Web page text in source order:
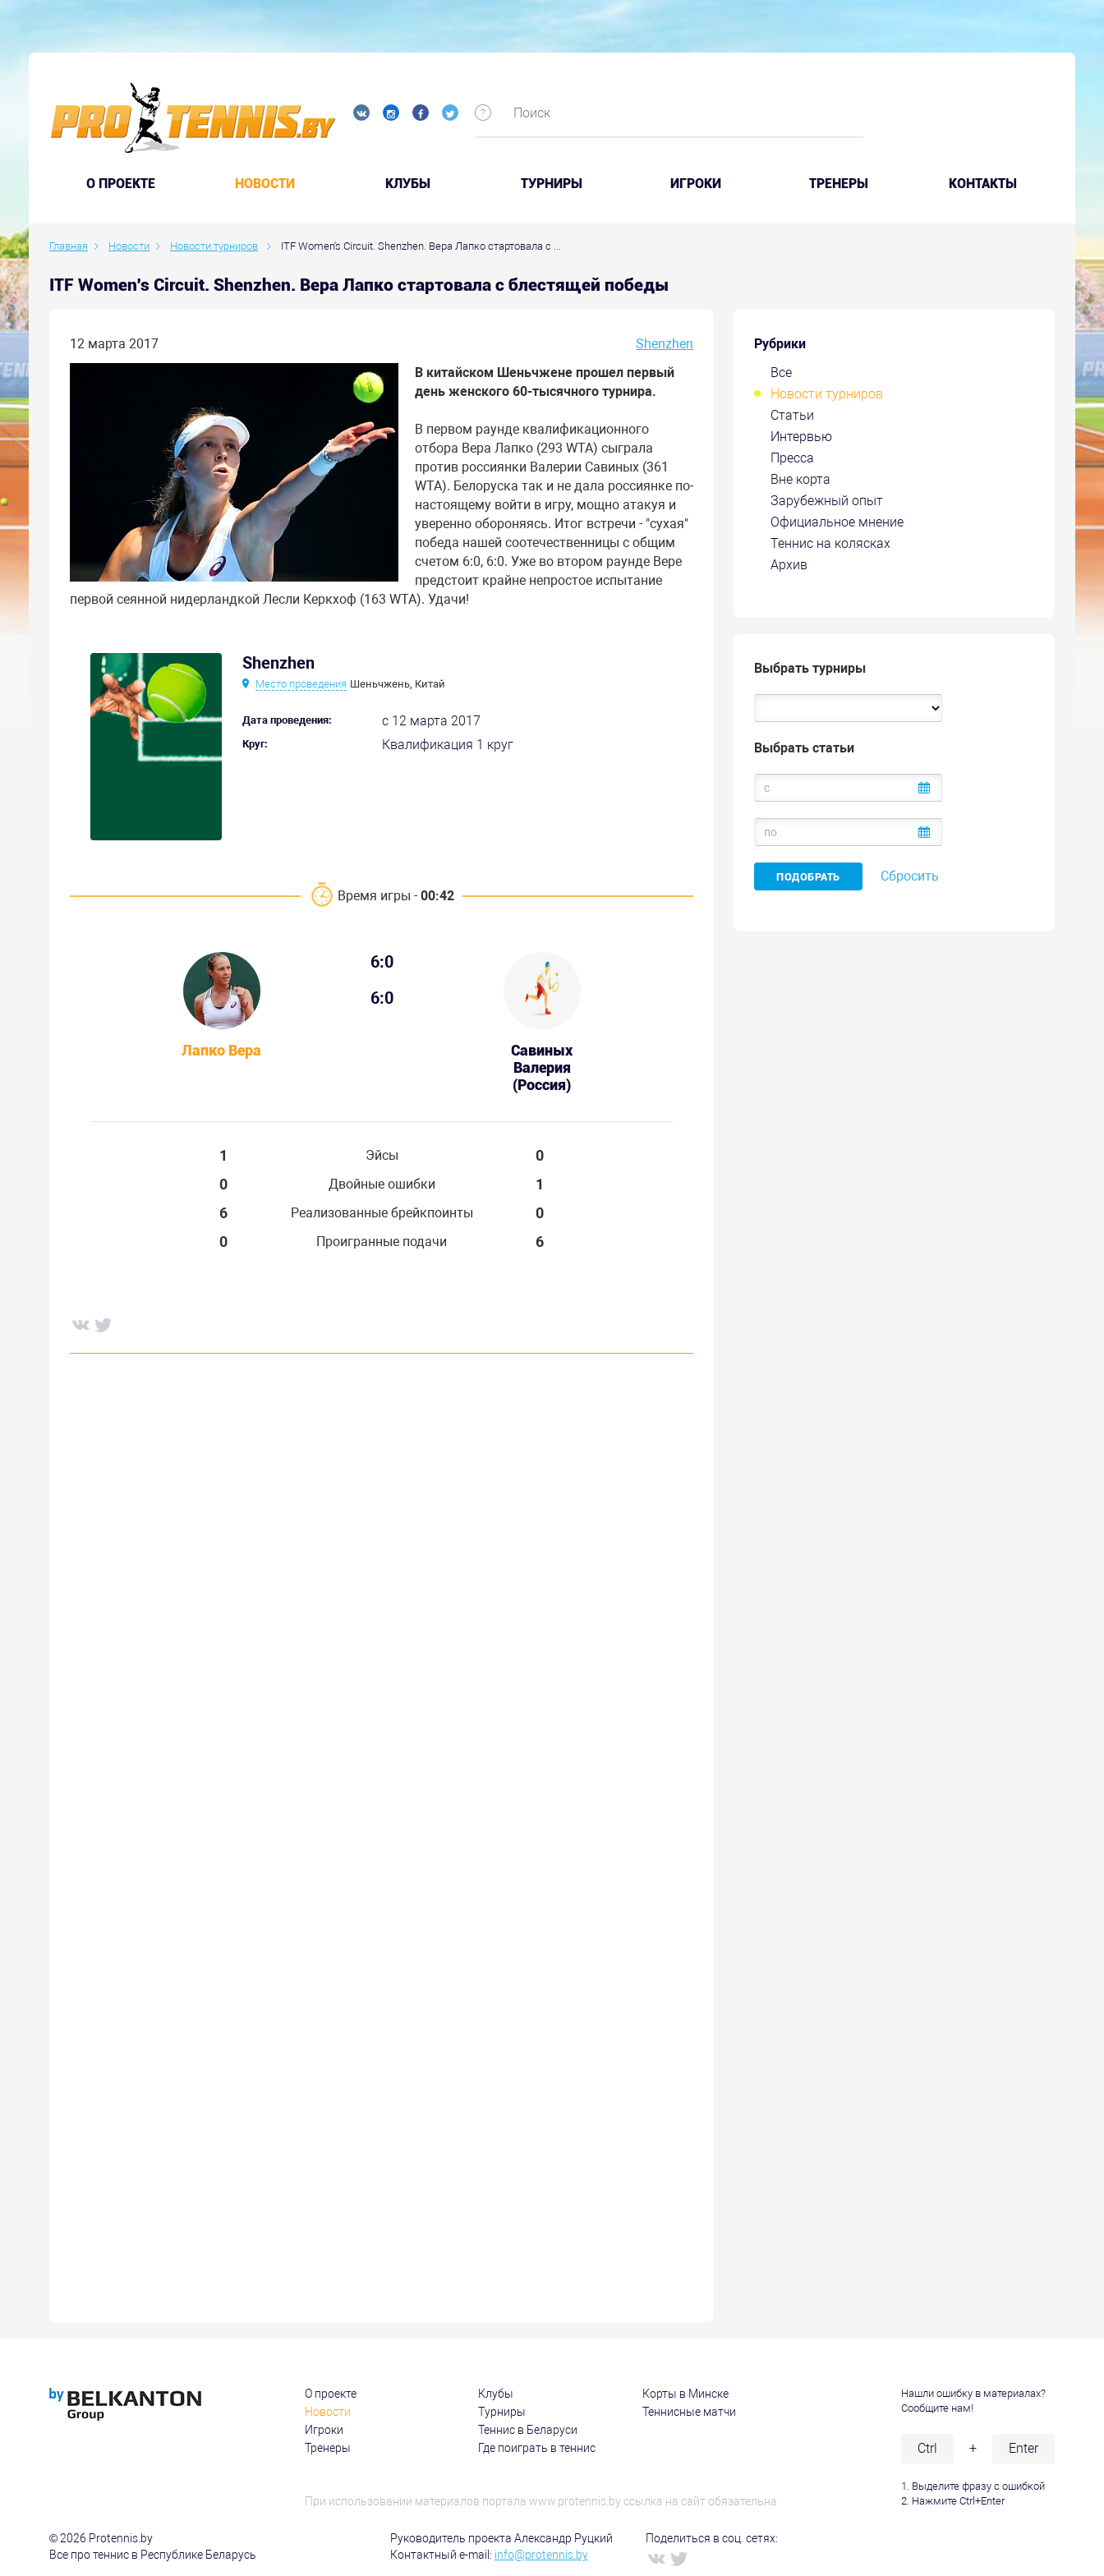
O ПРОЕКТЕ НОВОСТИ КЛУБЫ ТУРНИРЫ ИГРОКИ ТРЕНЕРЫ КОНТАКТЫ
Главная Новости Новости турниров ITF Women's Circuit. Shenzhen. Вера Лапко стартовала с ...
ITF Women's Circuit. Shenzhen. Вера Лапко стартовала с блестящей победы
Рубрики
Все
Новости турниров
Статьи
Интервью
Пресса
Вне корта
Зарубежный опыт
Официальное мнение
Теннис на колясках
Архив
Выбрать турниры
Выбрать статьи
Сбросить
12 марта 2017
Shenzhen
В китайском Шеньчжене прошел первый
день женского 60-тысячного турнира.
В первом раунде квалификационного
отбора Вера Лапко (293 WTA) сыграла
против россиянки Валерии Савиных (361
WTA). Белоруска так и не дала россиянке по-
настоящему войти в игру, мощно атакуя и
уверенно обороняясь. Итог встречи - "сухая"
победа нашей соотечественницы с общим
счетом 6:0, 6:0. Уже во втором раунде Вере
предстоит крайне непростое испытание
первой сеянной нидерландкой Лесли Керкхоф (163 WTA). Удачи!
Shenzhen
Место проведения Шеньчжень, Китай
Дата проведения: с 12 марта 2017
Круг: Квалификация 1 круг
Время игры -00:42
Лапко Вера
6:0
6:0
Савиных
Валерия
(Россия)
1 Эйсы
0
0
Двойные ошибки
1
6
Реализованные брейкпоинты
0
0
Проигранные подачи 6
О проекте
Новости
Игроки
Тренеры
Клубы
Турниры
Теннис в Беларуси
Где поиграть в теннис
Корты в Минске
Теннисные матчи
При использовании материалов портала www.protennis.by ссылка на сайт обязательна
Нашли ошибку в материалах?
Сообщите нам!
Ctrl + Enter
1. Выделите фразу с ошибкой
2. Нажмите Ctrl+Enter
© 2026 Protennis.by
Все про теннис в Республике Беларусь
Руководитель проекта Александр Руцкий
Контактный e-mail: info@protennis.by
Поделиться в соц. сетях: